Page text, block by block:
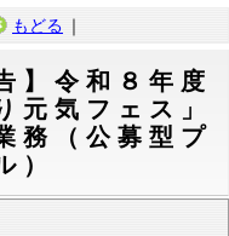
もどる ｜
】令和８年度
元気フェス」
務（公募型プ
）